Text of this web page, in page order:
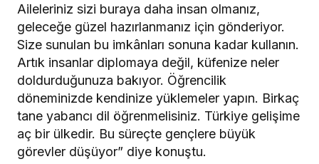
Aileleriniz sizi buraya daha insan olmanız,
geleceğe güzel hazırlanmanız için gönderiyor.
Size sunulan bu imkânları sonuna kadar kullanın.
Artık insanlar diplomaya değil, küfenize neler
doldurduğunuza bakıyor. Öğrencilik
döneminizde kendinize yüklemeler yapın. Birkaç
tane yabancı dil öğrenmelisiniz. Türkiye gelişime
aç bir ülkedir. Bu süreçte gençlere büyük
görevler düşüyor” diye konuştu.